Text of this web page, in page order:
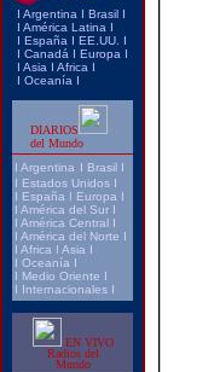
I Argentina I Brasil I
I América Latina I
I España I EE.UU.
I
I Canadá I Europa I
I Asia I Africa I
I Oceanía I
DIARIOS
del Mundo
I Argentina I Brasil I
I Estados Unidos I
I España I Europa I
I América del Sur I
I América Central I
I América del Norte I
I Africa I Asia I
I Oceanía I
I Medio Oriente I
I Internacionales I
EN VIVO
Radios del
Mundo